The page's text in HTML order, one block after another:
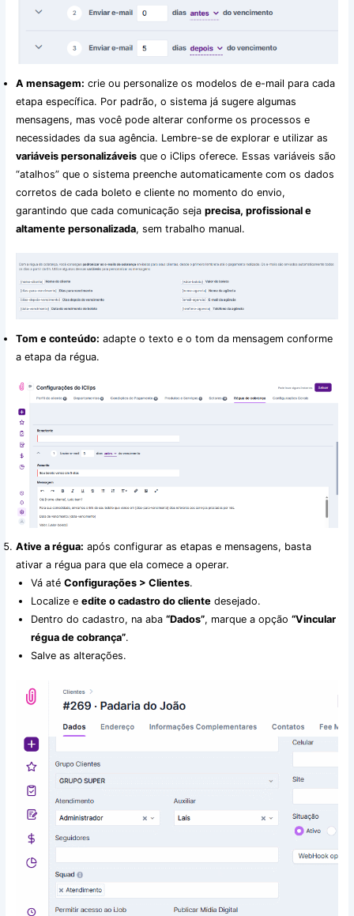
A mensagem: crie ou personalize os modelos de e-mail para cada
etapa específica. Por padrão, o sistema já sugere algumas
mensagens, mas você pode alterar conforme os processos e
necessidades da sua agência. Lembre-se de explorar e utilizar as
variáveis personalizáveisque o iClips oferece. Essas variáveis são
“atalhos” que o sistema preenche automaticamente com os dados
corretos de cada boleto e cliente no momento do envio,
garantindo que cada comunicação seja precisa, profissional e
altamente personalizada, sem trabalho manual.
Tom e conteúdo: adapte o texto e o tom da mensagem conforme
a etapa da régua.
Ative a régua: após configurar as etapas e mensagens, basta
ativar a régua para que ela comece a operar.
Vá até Configurações > Clientes.
Localize e edite o cadastro do clientedesejado.
Dentro do cadastro, na aba “Dados”, marque a opção “Vincular
régua de cobrança”.
Salve as alterações.